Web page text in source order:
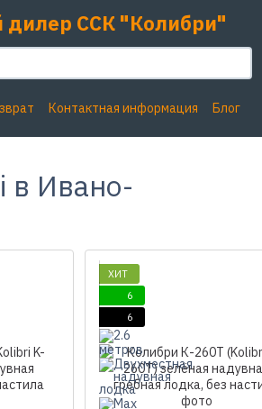
ССК "Колибри"
Контактная информация
Блог
в Ивано-
ХИТ
6
6